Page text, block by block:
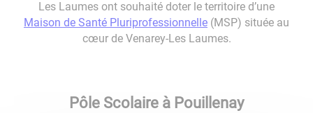
Les Laumes ont souhaité doter le territoire d’une
Maison de Santé Pluriprofessionnelle (MSP) située au
cœur de Venarey-Les Laumes.
Pôle Scolaire à Pouillenay